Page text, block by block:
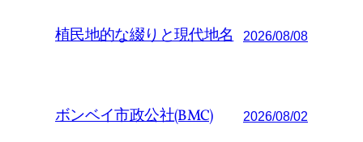
植民地的な綴りと現代地名 2026/08/08
ボンベイ市政公社(BMC) 2026/08/02